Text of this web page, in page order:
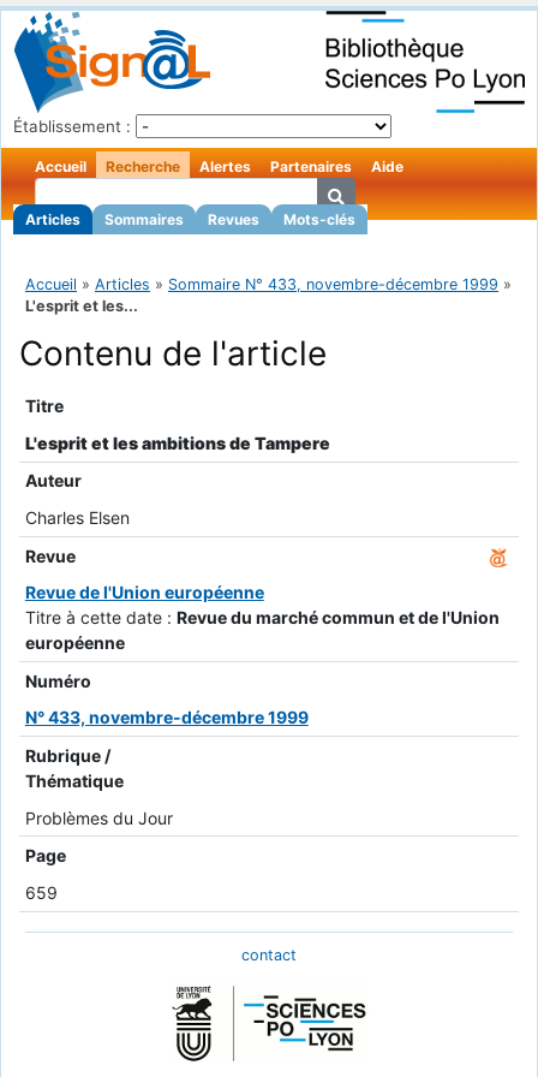
Établissement :
Accueil Recherche
Articles Sommaires Revues Mots-clés
Alertes Partenaires Aide
Accueil » Articles » Sommaire N° 433, novembre-décembre 1999 »
L'esprit et les...
Contenu de l'article
Titre
L'esprit et les ambitions de Tampere
Auteur
Charles Elsen
Revue
Revue de l'Union européenne
Titre à cette date : Revue du marché commun et de l'Union
européenne
Numéro
N° 433, novembre-décembre 1999
Rubrique /
Thématique
Problèmes du Jour
Page
659
contact